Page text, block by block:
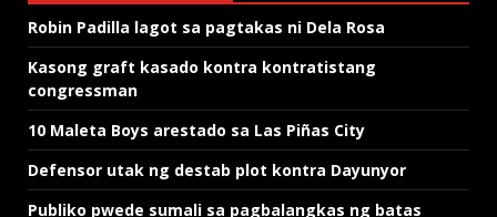
Robin Padilla lagot sa pagtakas ni Dela Rosa
Kasong graft kasado kontra kontratistang
congressman
10 Maleta Boys arestado sa Las Piñas City
Defensor utak ng destab plot kontra Dayunyor
Publiko pwede sumali sa pagbalangkas ng batas